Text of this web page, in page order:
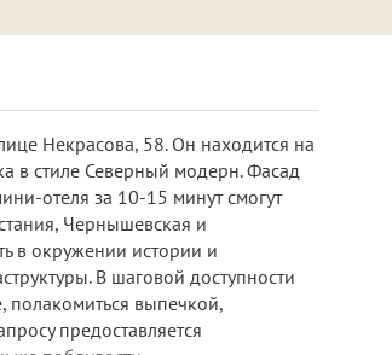
Некрасова, 58. Он находится на
в стиле Северный модерн. Фасад
отеля за 10-15 минут смогут
Чернышевская и
в окружении истории и
В шаговой доступности
полакомиться выпечкой,
предоставляется